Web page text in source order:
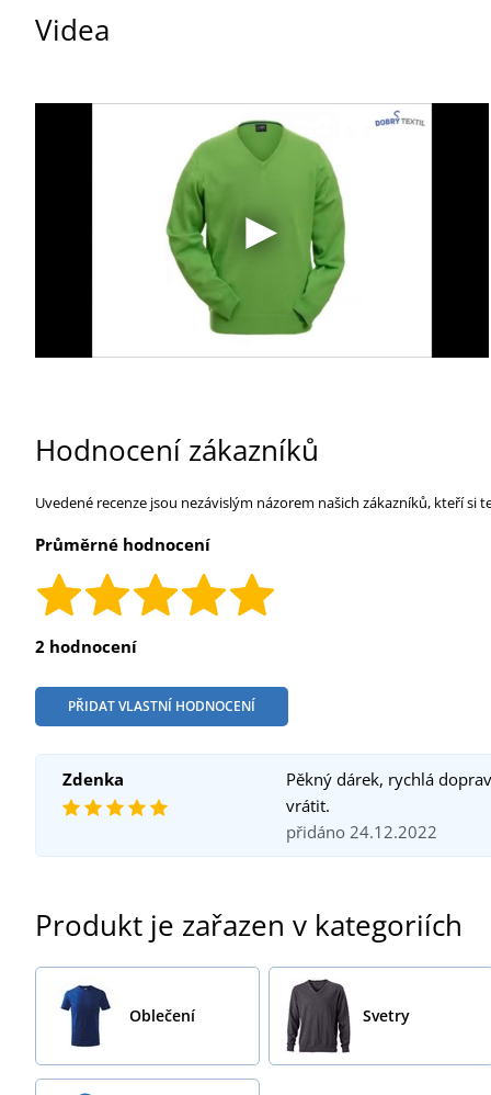
Videa
Hodnocení zákazníků
Uvedené recenze jsou nezávislým názorem našich zákazníků, kteří
Průměrné hodnocení
2 hodnocení
PŘIDAT VLASTNÍ HODNOCENÍ
Zdenka
Pěkný dárek, rychlá
vrátit.
přidáno 24.12.2022
Produkt je zařazen v kategoriích
Oblečení Svetry